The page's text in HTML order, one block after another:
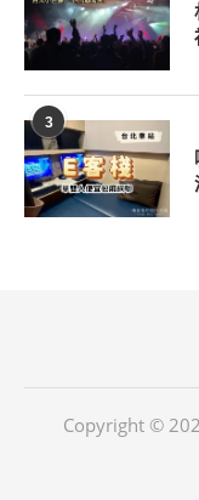
3
Copyright ©